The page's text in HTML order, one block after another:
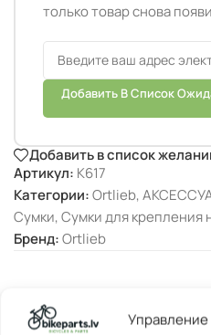
только товар снова
Добавить В Список
Добавить в список
Артикул: K617
Категории:Ortlieb,
Сумки,Сумки для крепления
Бренд:Ortlieb